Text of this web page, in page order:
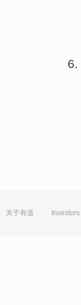
关于有道 Investors